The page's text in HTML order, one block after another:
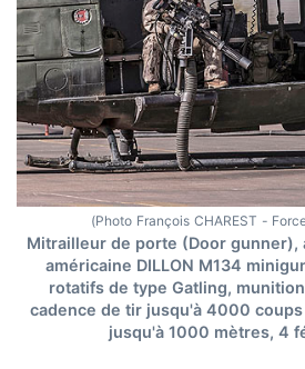
(Photo François CHAREST -
Mitrailleur de porte (Door gunner),
américaine DILLON M134
rotatifs de type Gatling,
cadence de tir jusqu'à 4000
jusqu'à 1000 mètres, 4